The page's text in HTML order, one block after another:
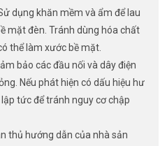
dụng khăn mềm và ẩm để lau
mặt đèn. Tránh dùng hóa chất
thể làm xước bề mặt.
bảo các đầu nối và dây điện
Nếu phát hiện có dấu hiệu hư
tức để tránh nguy cơ chập
thủ hướng dẫn của nhà sản